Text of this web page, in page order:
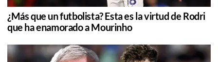
¿Más que un futbolista? Esta es la virtud de Rodri
que ha enamorado a Mourinho